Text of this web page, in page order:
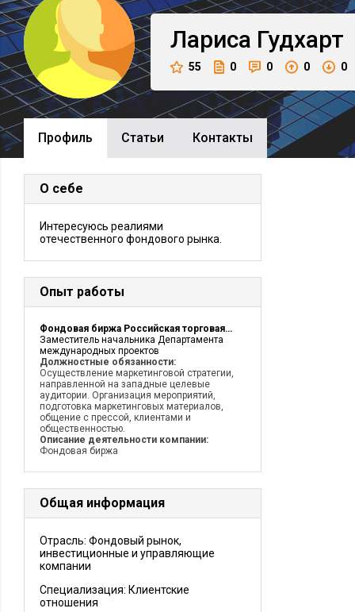
Лариса Гудхарт
55 0 0 0 0
Профиль Cтатьи Контакты
О себе
Интересуюсь реалиями
отечественного фондового рынка.
Опыт работы
Фондовая биржа Российская торговая система (до 2006 года)
Заместитель начальника Департамента
международных проектов
Должностные обязанности:
Осуществление маркетинговой стратегии,
направленной на западные целевые
аудитории. Организация мероприятий,
подготовка маркетинговых материалов,
общение с прессой, клиентами и
общественностью.
Описание деятельности компании:
Фондовая биржа
Общая информация
Отрасль: Фондовый рынок,
инвестиционные и управляющие
компании
Специализация: Клиентские
отношения